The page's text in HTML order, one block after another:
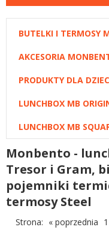
BUTELKI I TERMOSY
AKCESORIA
PRODUKTY DLA
LUNCHBOX MB
LUNCHBOX MB
Monbento -
Tresor i Gram,
pojemniki
termosy Steel
Strona: « poprzednia 1